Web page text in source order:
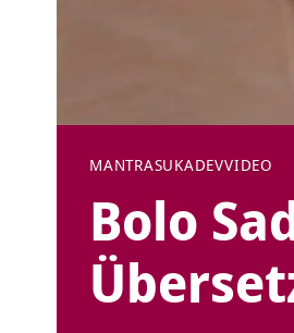
MANTRASUKADEVVIDEO
Bolo